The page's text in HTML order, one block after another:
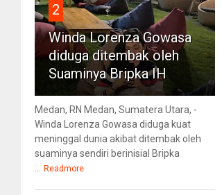
2
Winda Lorenza Gowasa
diduga ditembak oleh
Suaminya Bripka IH
Medan, RN Medan, Sumatera Utara, -
Winda Lorenza Gowasa diduga kuat
meninggal dunia akibat ditembak oleh
suaminya sendiri berinisial Bripka
Readmore